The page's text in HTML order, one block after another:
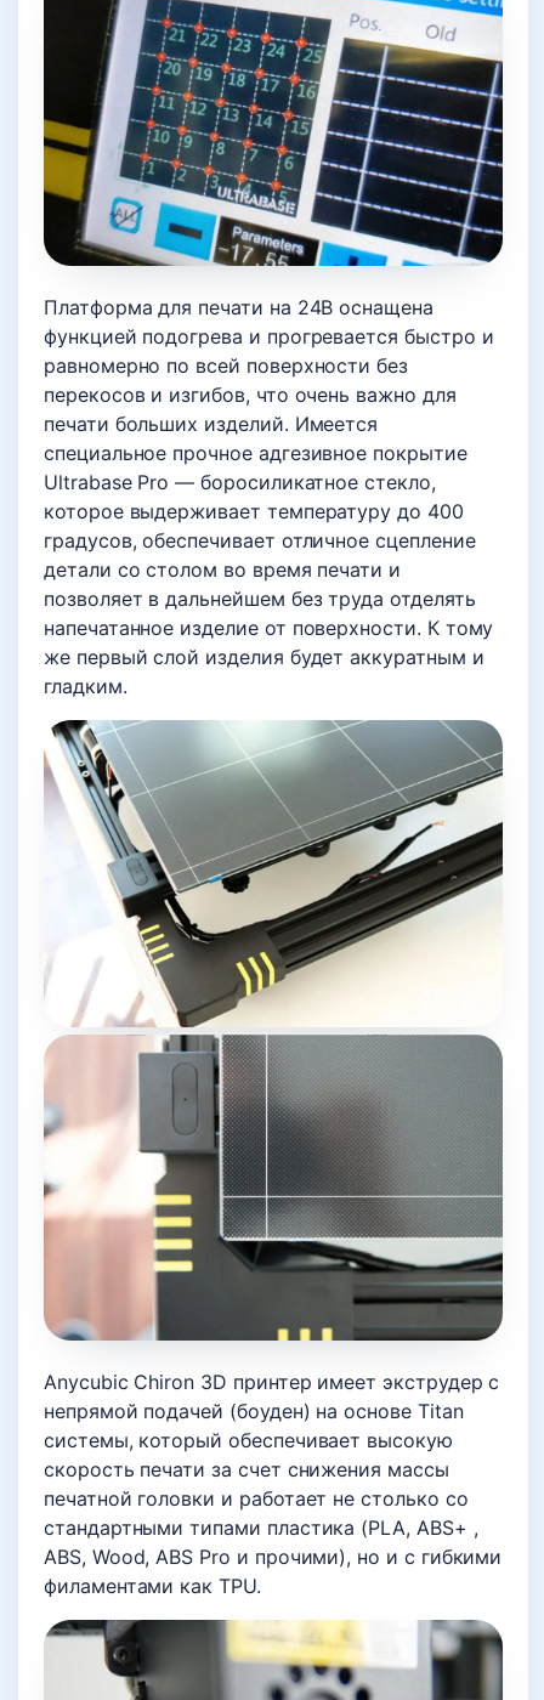
Платформа для печати на 24В оснащена
функцией подогрева и прогревается быстро и
равномерно по всей поверхности без
перекосов и изгибов, что очень важно для
печати больших изделий. Имеется
специальное прочное адгезивное покрытие
Ultrabase Pro — боросиликатное стекло,
которое выдерживает температуру до 400
градусов, обеспечивает отличное сцепление
детали со столом во время печати и
позволяет в дальнейшем без труда отделять
напечатанное изделие от поверхности. К тому
же первый слой изделия будет аккуратным и
гладким.
Anycubic Chiron 3D принтер имеет экструдер с
непрямой подачей (боуден) на основе Titan
системы, который обеспечивает высокую
скорость печати за счет снижения массы
печатной головки и работает не столько со
стандартными типами пластика (PLA, ABS+ ,
ABS, Wood, ABS Pro и прочими), но и с гибкими
филаментами как TPU.